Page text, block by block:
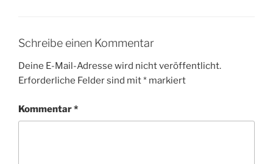
Schreibe einen Kommentar
Deine E-Mail-Adresse wird nicht veröffentlicht.
Erforderliche Felder sind mit* markiert
Kommentar*